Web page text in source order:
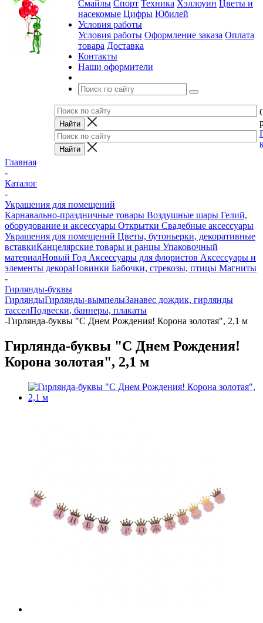
Смайлы Спорт Техника Хэллоуин Цветы и
насекомые Цифры Юбилей
Условия работы
Условия работы Оформление заказа Оплата
товара Доставка
Контакты
Наши оформители
Главная
-
Каталог
-
Украшения для помещений
Карнавально-праздничные товары Воздушные шары Гелий,
оборудование и аксессуары Открытки Свадебные аксессуары
Украшения для помещений Цветы, бутоньерки, декоративные
вставкиКанцелярские товары и ранцы Упаковочный
материалНовый Год Аксессуары для флористов Аксессуары и
элементы декораНовинки Бабочки, стрекозы, птицы Магниты
-
Гирлянды-буквы
ГирляндыГирлянды-вымпелыЗанавес дождик, гирлянды
тасселПодвески, баннеры, плакаты
-Гирлянда-буквы "С Днем Рождения! Корона золотая", 2,1 м
Гирлянда-буквы "С Днем Рождения!
Корона золотая", 2,1 м